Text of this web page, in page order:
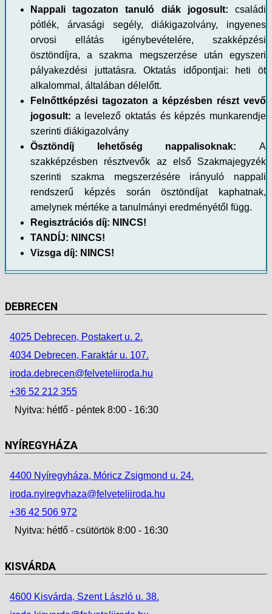
Nappali tagozaton tanuló diák jogosult: családi
pótlék, árvasági segély, diákigazolvány, ingyenes
orvosi ellátás igénybevételére, szakképzési
ösztöndíjra, a szakma megszerzése után egyszeri
pályakezdési juttatásra. Oktatás időpontjai: heti öt
alkalommal, általában délelőtt.
Felnőttképzési tagozaton a képzésben részt vevő
jogosult: a levelező oktatás és képzés munkarendje
szerinti diákigazolvány
Ösztöndíj lehetőség nappalisoknak: A
szakképzésben résztvevők az első Szakmajegyzék
szerinti szakma megszerzésére irányuló nappali
rendszerű képzés során ösztöndíjat kaphatnak,
amelynek mértéke a tanulmányi eredményétől függ.
Regisztrációs díj: NINCS!
TANDÍJ: NINCS!
Vizsga díj: NINCS!
DEBRECEN
4025 Debrecen, Postakert u. 2.
4034 Debrecen, Faraktár u. 107.
iroda.debrecen@felveteliiroda.hu
+36 52 212 355
Nyitva: hétfő - péntek 8:00 - 16:30
NYÍREGYHÁZA
4400 Nyíregyháza, Móricz Zsigmond u. 24.
iroda.nyiregyhaza@felveteliiroda.hu
+36 42 506 972
Nyitva: hétfő - csütörtök 8:00 - 16:30
KISVÁRDA
4600 Kisvárda, Szent László u. 38.